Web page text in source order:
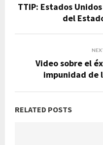
TTIP: Estados
del
Video sobre el
impunidad de
RELATED POSTS